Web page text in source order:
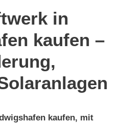
in
kaufen –
kaufen, mit